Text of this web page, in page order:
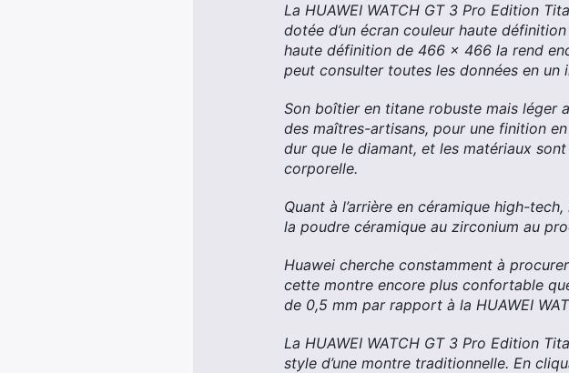
La HUAWEI WATCH GT 3 Pro Edition
dotée d’un écran couleur haute
haute définition de 466 x 466 la rend
peut consulter toutes les données en un
Son boîtier en titane robuste mais léger
des maîtres-artisans, pour une finition
dur que le diamant, et les matériaux
corporelle.
Quant à l’arrière en céramique high-
la poudre céramique au zirconium au
Huawei cherche constamment à
cette montre encore plus confortable
de 0,5 mm par rapport à la HUAWEI
La HUAWEI WATCH GT 3 Pro Edition
style d’une montre traditionnelle. En